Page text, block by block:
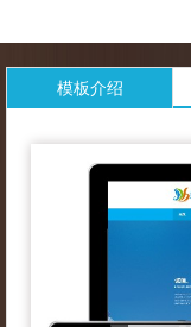
模板介绍